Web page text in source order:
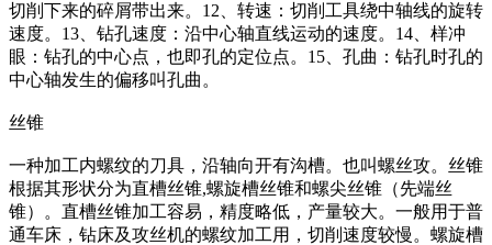
切削下来的碎屑带出来。12、转速：切削工具绕中轴线的旋转
速度。13、钻孔速度：沿中心轴直线运动的速度。14、样冲
眼：钻孔的中心点，也即孔的定位点。15、孔曲：钻孔时孔的
中心轴发生的偏移叫孔曲。
丝锥
一种加工内螺纹的刀具，沿轴向开有沟槽。也叫螺丝攻。丝锥
根据其形状分为直槽丝锥,螺旋槽丝锥和螺尖丝锥（先端丝
锥）。直槽丝锥加工容易，精度略低，产量较大。一般用于普
通车床，钻床及攻丝机的螺纹加工用，切削速度较慢。螺旋槽